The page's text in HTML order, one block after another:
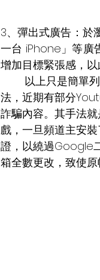
3、彈出式廣告：於
一台 iPhone」等廣
增加目標緊張感，
法，近期有部分
詐騙內容。其手法
戲，一旦頻道主安
證，以繞過Google
箱全數更改，致使